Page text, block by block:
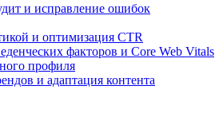
и исправление ошибок
и оптимизация CTR
факторов и Core Web Vitals
профиля
и адаптация контента